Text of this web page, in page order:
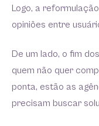
Logo, a
opiniões entre
De um lado, o fim
quem não quer
ponta, estão as
precisam buscar